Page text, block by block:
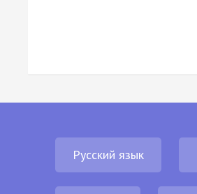
Русский язык